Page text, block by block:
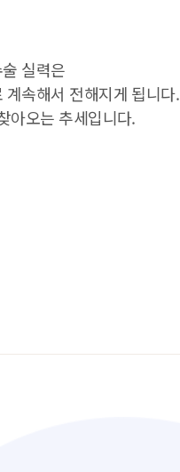
실력은
속해서 전해지게 됩니다.
아오는 추세입니다.